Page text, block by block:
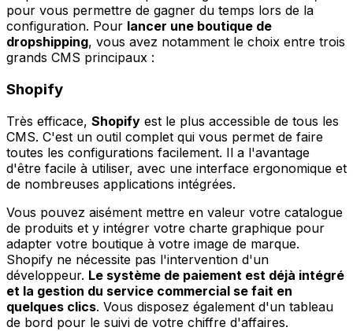
pour vous permettre de gagner du temps lors de la
configuration. Pour lancer une boutique de
dropshipping, vous avez notamment le choix entre trois
grands CMS principaux :
Shopify
Très efficace, Shopify est le plus accessible de tous les
CMS. C'est un outil complet qui vous permet de faire
toutes les configurations facilement. Il a l'avantage
d'être facile à utiliser, avec une interface ergonomique et
de nombreuses applications intégrées.
Vous pouvez aisément mettre en valeur votre catalogue
de produits et y intégrer votre charte graphique pour
adapter votre boutique à votre image de marque.
Shopify ne nécessite pas l'intervention d'un
développeur. Le système de paiement est déjà intégré
et la gestion du service commercial se fait en
quelques clics. Vous disposez également d'un tableau
de bord pour le suivi de votre chiffre d'affaires.